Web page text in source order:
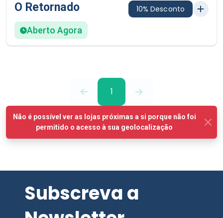
O Retornado 10% Desconto
Aberto Agora
1
Newsletter